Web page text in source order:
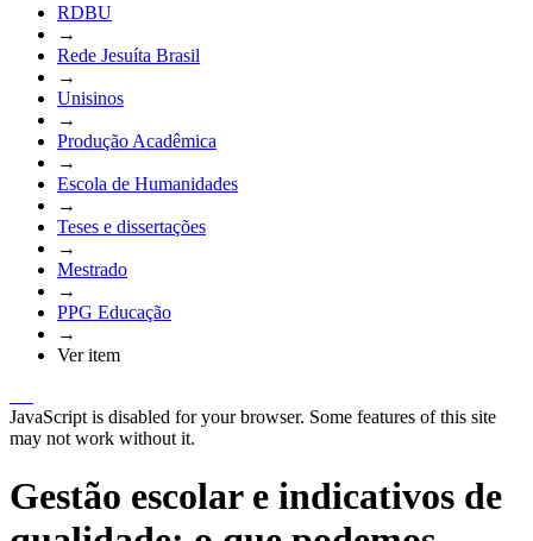
RDBU
→
Rede Jesuíta Brasil
→
Unisinos
→
Produção Acadêmica
→
Escola de Humanidades
→
Teses e dissertações
→
Mestrado
→
PPG Educação
→
Ver item
JavaScript is disabled for your browser. Some features of this site
may not work without it.
Gestão escolar e indicativos de